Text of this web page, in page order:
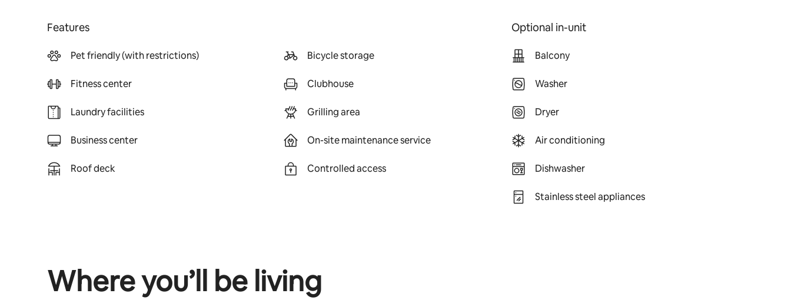
Features
Pet friendly (with restrictions)
Fitness center
Laundry facilities
Business center
Roof deck
Bicycle storage
Clubhouse
Grilling area
On-site maintenance service
Controlled access
Optional in-unit
Balcony
Washer
Dryer
Air conditioning
Dishwasher
Stainless steel appliances
Where you’ll be living